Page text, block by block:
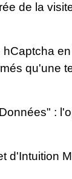
de la
qu'une
:
d'Intuition